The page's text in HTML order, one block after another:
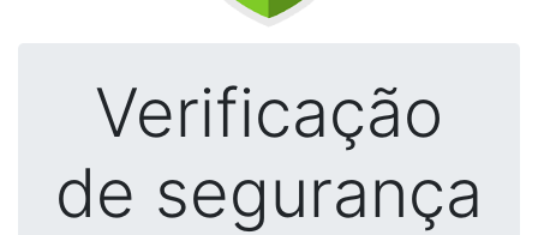
Verificação
de segurança